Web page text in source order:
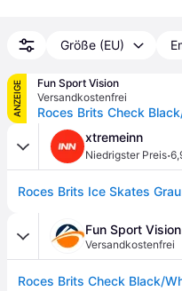
Größe (EU)
ANZEIGE
Fun Sport Vision
Versandkostenfrei
Roces Brits Check
xtremeinn
Niedrigster Preis·
Roces Brits Ice Skates
Fun Sport Vision
Versandkostenfrei
Roces Brits Check Black/